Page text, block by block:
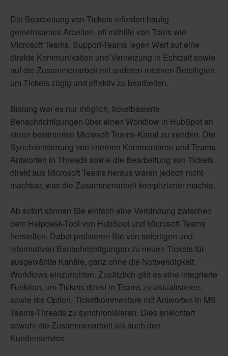
Die Bearbeitung von Tickets erfordert häufig
gemeinsames Arbeiten, oft mithilfe von Tools wie
Microsoft Teams. Support-Teams legen Wert auf eine
direkte Kommunikation und Vernetzung in Echtzeit sowie
auf die Zusammenarbeit mit anderen internen Beteiligten,
um Tickets zügig und effektiv zu bearbeiten.
Bislang war es nur möglich, ticketbasierte
Benachrichtigungen über einen Workflow in HubSpot an
einen bestimmten Microsoft Teams-Kanal zu senden. Die
Synchronisierung von internen Kommentaren und Teams-
Antworten in Threads sowie die Bearbeitung von Tickets
direkt aus Microsoft Teams heraus waren jedoch nicht
machbar, was die Zusammenarbeit komplizierter machte.
Ab sofort können Sie einfach eine Verbindung zwischen
dem Helpdesk-Tool von HubSpot und Microsoft Teams
herstellen. Dabei profitieren Sie von sofortigen und
informativen Benachrichtigungen zu neuen Tickets für
ausgewählte Kanäle, ganz ohne die Notwendigkeit,
Workflows einzurichten. Zusätzlich gibt es eine integrierte
Funktion, um Tickets direkt in Teams zu aktualisieren,
sowie die Option, Ticketkommentare mit Antworten in MS
Teams-Threads zu synchronisieren. Dies erleichtert
sowohl die Zusammenarbeit als auch den
Kundenservice.